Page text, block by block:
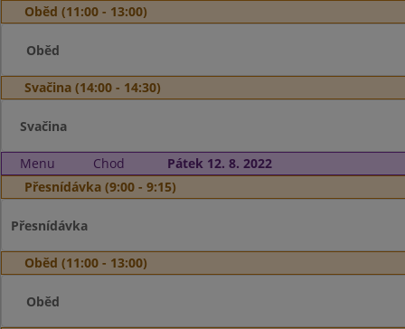
Oběd (11:00 - 13:00)
Oběd
Svačina (14:00 - 14:30)
Svačina
Menu Chod
Pátek 12. 8. 2022
Přesnídávka (9:00 - 9:15)
Přesnídávka
Oběd (11:00 - 13:00)
Oběd